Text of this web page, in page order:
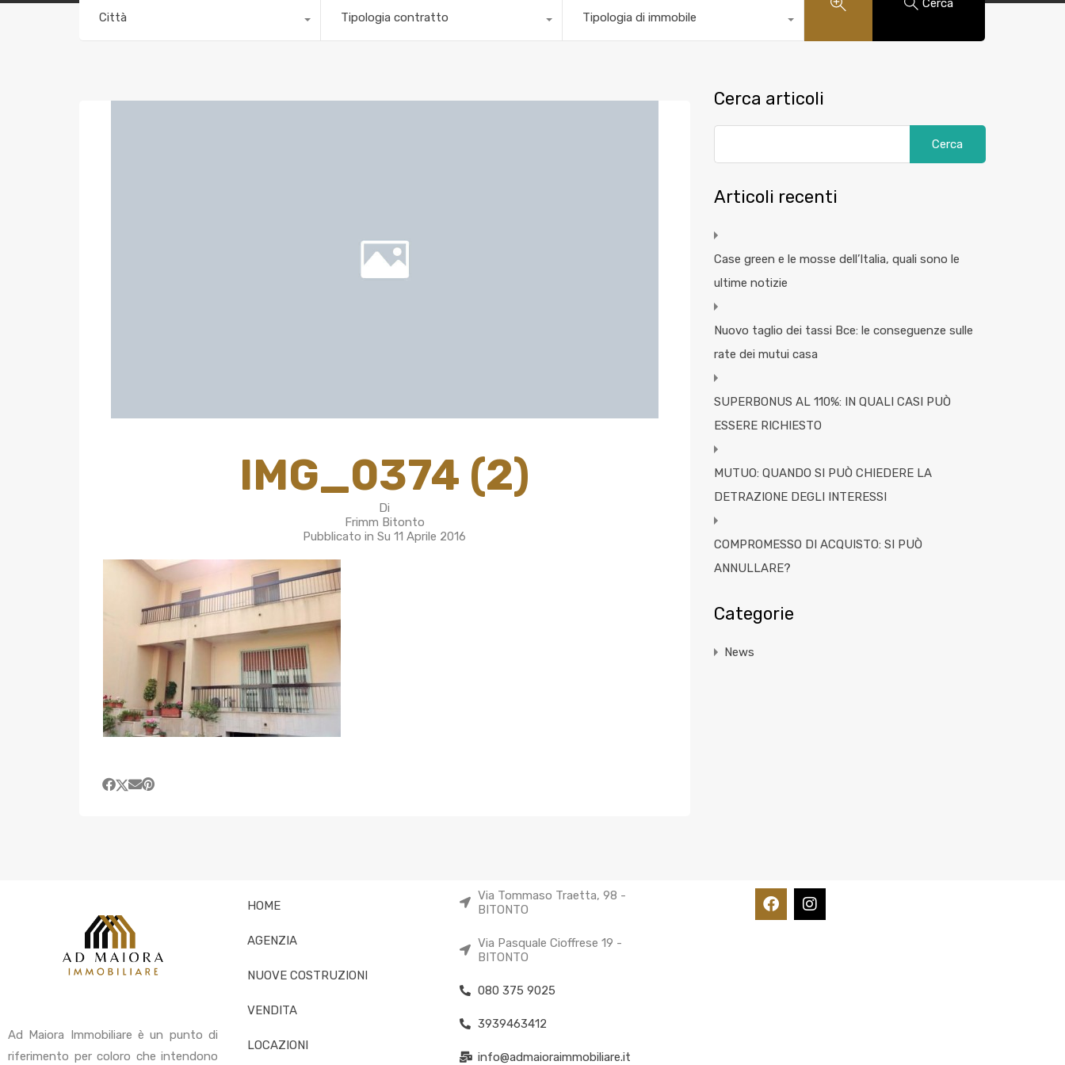
Città Tipologia contratto Tipologia di immobile
Cerca
IMG_0374 (2)
Di
Frimm Bitonto
Pubblicato in Su11 Aprile 2016
Cerca articoli
Articoli recenti
Case green e le mosse dell’Italia, quali sono le
ultime notizie
Nuovo taglio dei tassi Bce: le conseguenze sulle
rate dei mutui casa
SUPERBONUS AL 110%: IN QUALI CASI PUÒ
ESSERE RICHIESTO
MUTUO: QUANDO SI PUÒ CHIEDERE LA
DETRAZIONE DEGLI INTERESSI
COMPROMESSO DI ACQUISTO: SI PUÒ
ANNULLARE?
Categorie
News
Ad Maiora Immobiliare è un punto di
riferimento per coloro che intendono
HOME
AGENZIA
NUOVE COSTRUZIONI
VENDITA
LOCAZIONI
Via Tommaso Traetta, 98 -
BITONTO
Via Pasquale Cioffrese 19 -
BITONTO
080 375 9025
3939463412
info@admaioraimmobiliare.it